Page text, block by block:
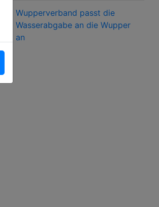
Wupperverband passt die
Wasserabgabe an die Wupper
an